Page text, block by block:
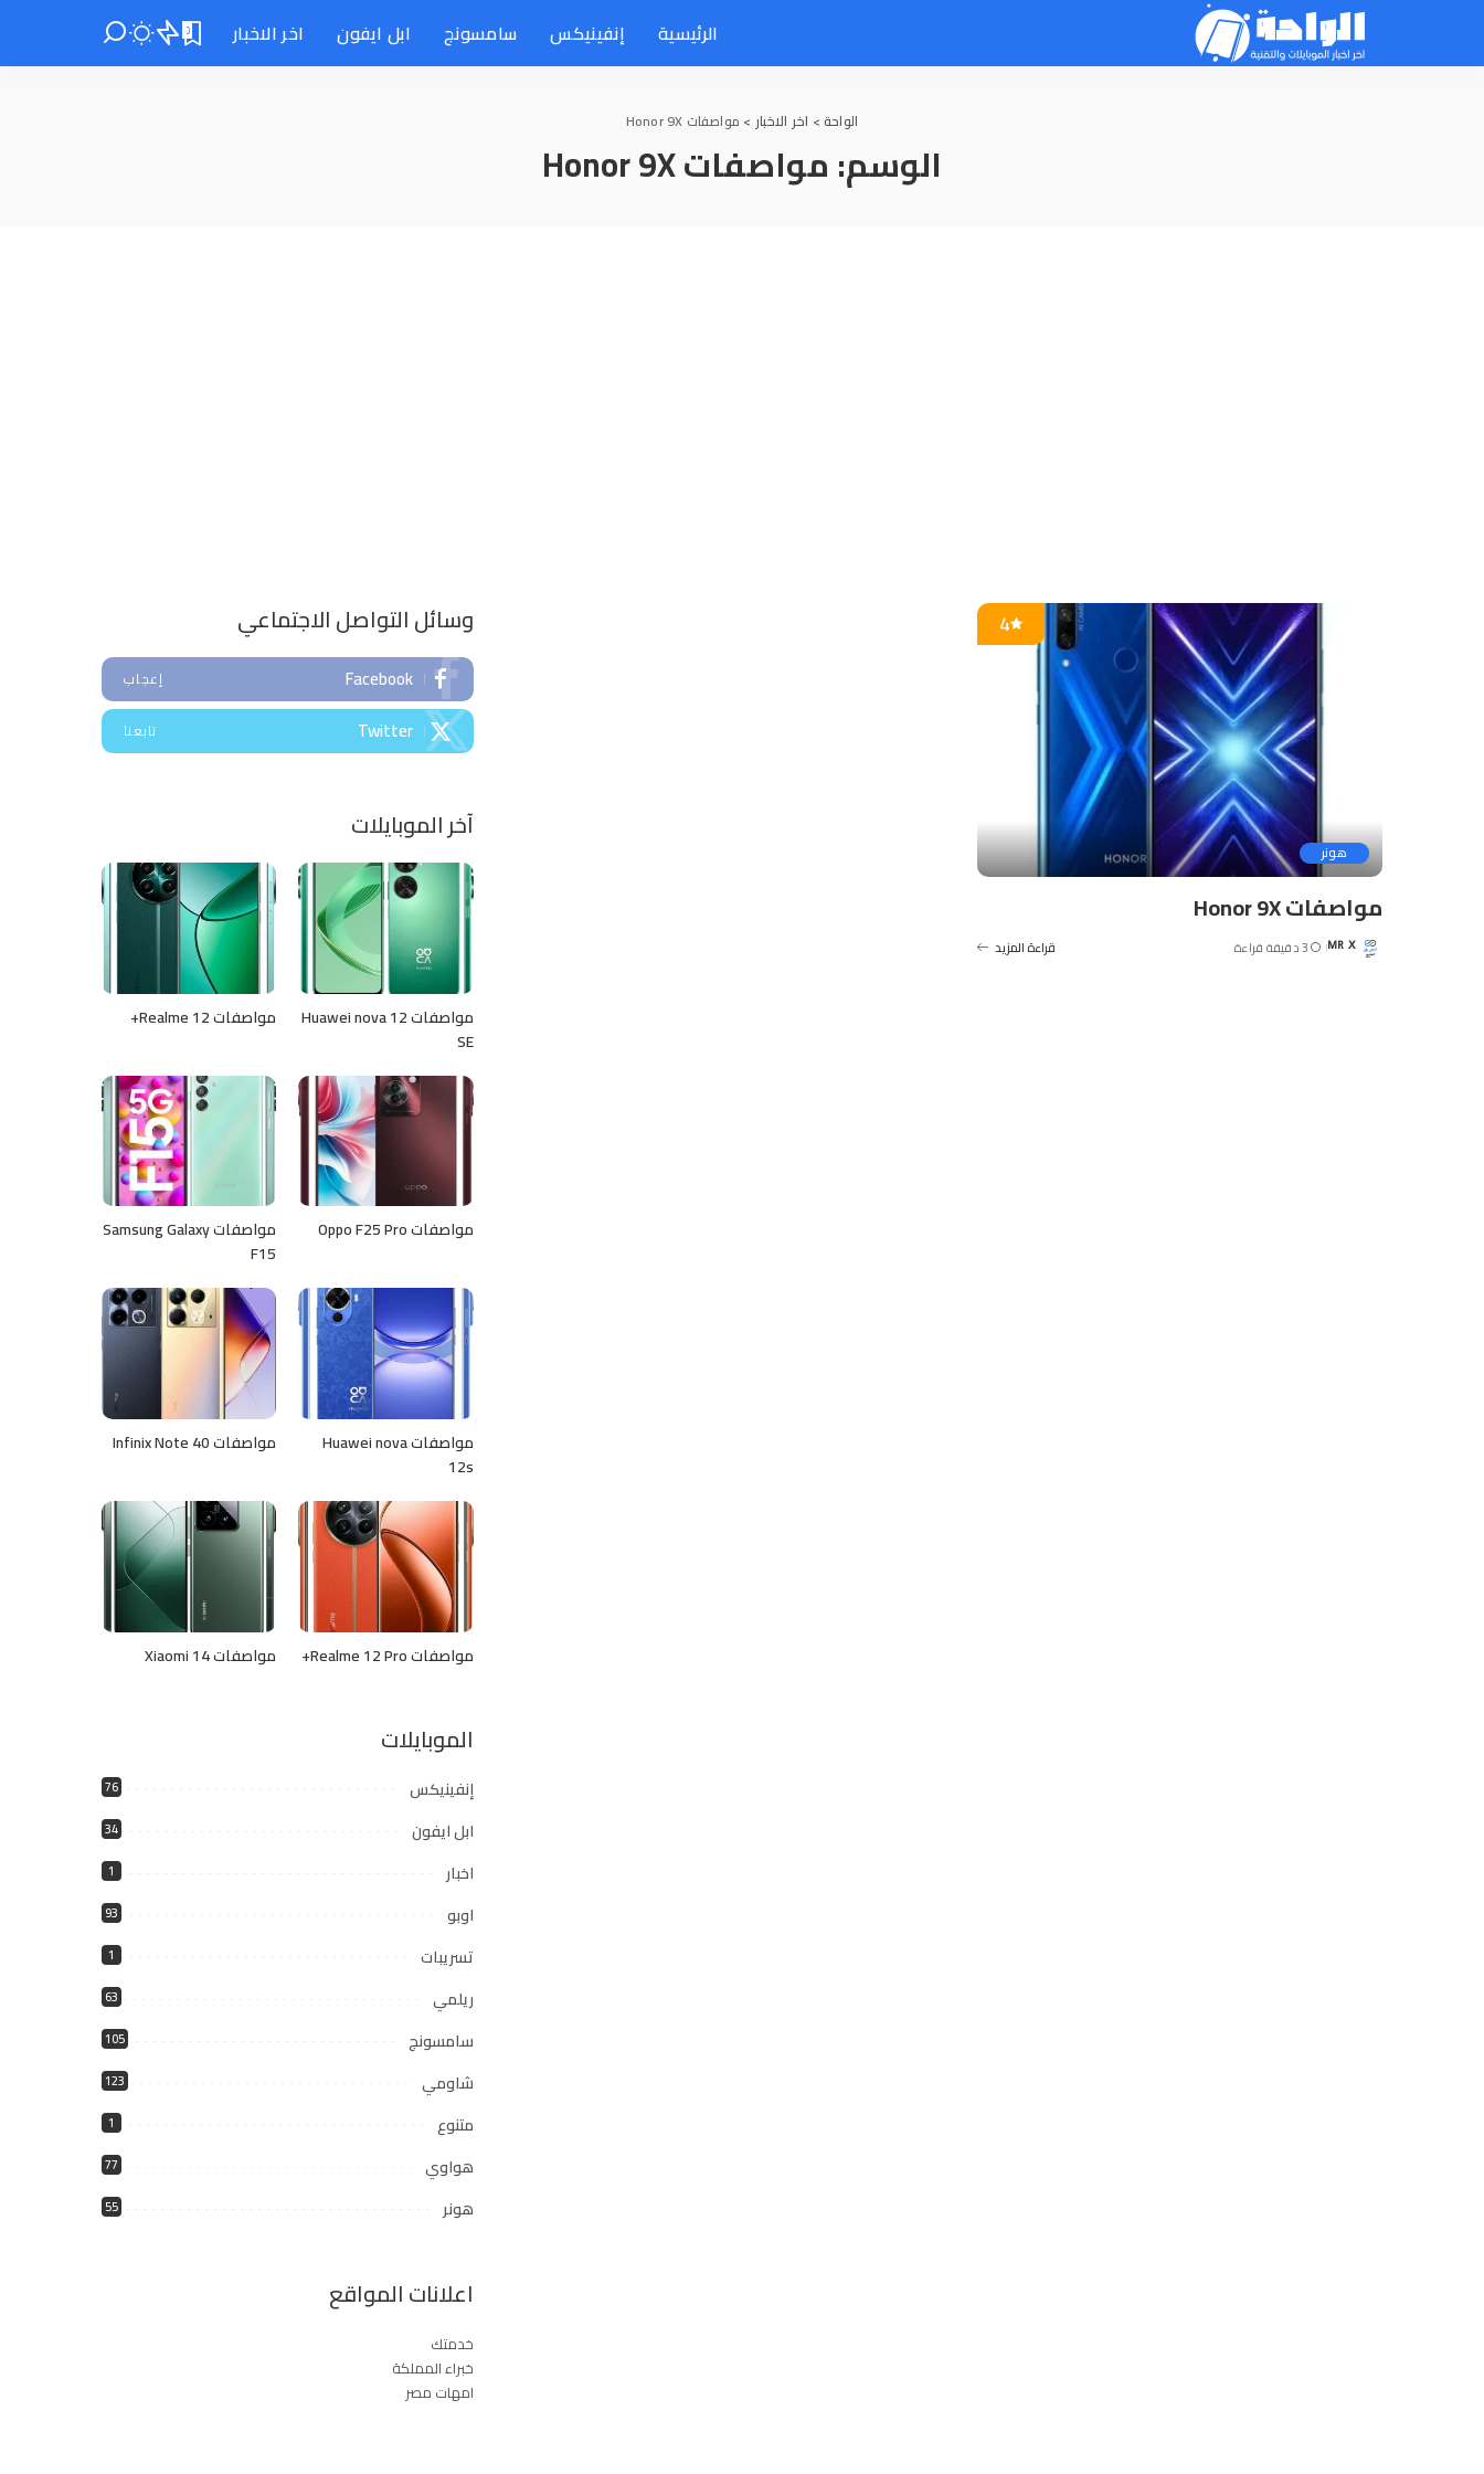
الرئيسية إنفينيكس سامسونج ابل ايفون اخر الاخبار 0
الواحة > اخر الاخبار > مواصفات Honor 9X
الوسم:مواصفات Honor 9X
هونر
4
مواصفات Honor 9X
Posted
MR X 3 دقيقة قراءة قراءة المزيد
وسائل التواصل الاجتماعي
Facebook إعجاب
Twitter تابعنا
آخر الموبايلات
مواصفات Huawei nova 12
SE
مواصفات Realme 12+
مواصفات Oppo F25 Pro
مواصفات Samsung Galaxy
F15
مواصفات Huawei nova
12s
مواصفات Infinix Note 40
مواصفات Realme 12 Pro+ مواصفات Xiaomi 14
الموبايلات
إنفينيكس 76
ابل ايفون 34
اخبار 1
اوبو 93
تسريبات 1
ريلمي 63
سامسونج 105
شاومي 123
متنوع 1
هواوي 77
هونر 55
اعلانات المواقع
خدمتك
خبراء المملكة
امهات مصر